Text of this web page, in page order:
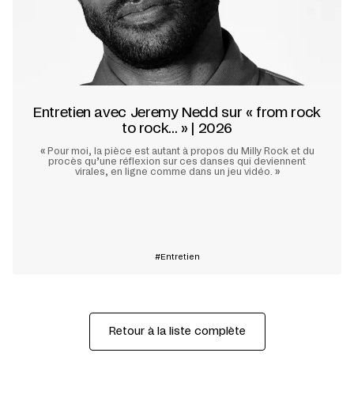
Entretien avec Jeremy Nedd sur « from rock
to rock... » | 2026
« Pour moi, la pièce est autant à propos du Milly Rock et du
procès qu’une réflexion sur ces danses qui deviennent
virales, en ligne comme dans un jeu vidéo. »
Entretien
Retour à la liste complète